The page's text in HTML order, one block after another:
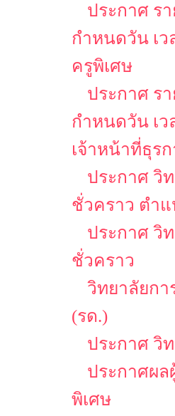
ประกาศ ร
กำหนดวัน เ
ครูพิเศษ
ประกาศ ร
กำหนดวัน เ
เจ้าหน้าที่ธุร
ประกาศ วิ
ชั่วคราว ตำ
ประกาศ วิ
ชั่วคราว
วิทยาลัยก
(รด.)
ประกาศ วิ
ประกาศผ
พิเศษ